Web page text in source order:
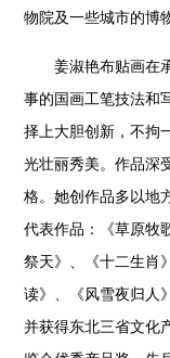
物院及一些城市的博
姜淑艳布贴画在承
事的国画工笔技法和
择上大胆创新，不拘
光壮丽秀美。作品深
格。她创作品多以地
代表作品：《草原牧
祭天》、《十二生肖
读》、《风雪夜归人
并获得东北三省文化